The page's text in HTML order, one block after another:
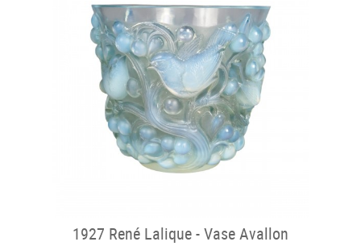
1927 René Lalique - Vase Avallon